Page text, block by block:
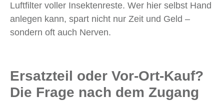
Luftfilter voller Insektenreste. Wer hier selbst Hand
anlegen kann, spart nicht nur Zeit und Geld –
sondern oft auch Nerven.
Ersatzteil oder Vor-Ort-Kauf?
Die Frage nach dem Zugang